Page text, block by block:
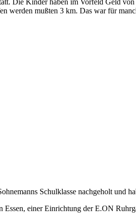
Die Kinder haben im Vorfeld Geld
werden mußten 3 km. Das war für
Schulklasse nachgeholt und
Essen, einer Einrichtung der E.ON